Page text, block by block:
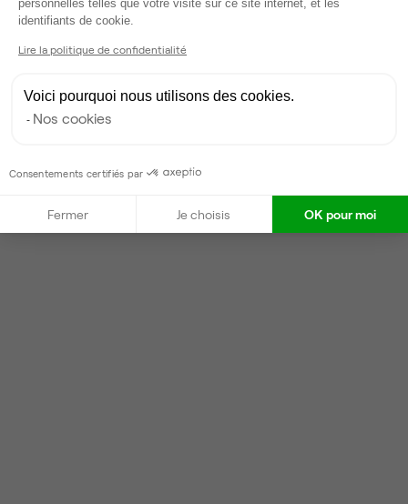
Taux de réponse : 40%
Locataires trouvés sur Ubiq : 87
Contacter
personnelles telles que votre visite sur ce site internet, et les
identifiants de cookie.
Lire la politique de confidentialité
Voici pourquoi nous utilisons des cookies.
Nos cookies
Consentements certifiés par
Fermer Je choisis OK pour moi